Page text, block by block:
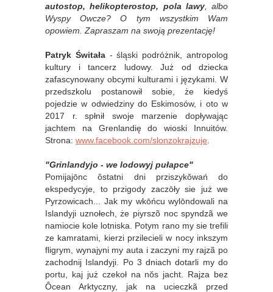
autostop, helikopterostop, pola lawy, albo
Wyspy Owcze? O tym wszystkim Wam
opowiem. Zapraszam na swoją prezentację!
Patryk Świtała- śląski podróżnik, antropolog
kultury i tancerz ludowy. Już od dziecka
zafascynowany obcymi kulturami i językami. W
przedszkolu postanowił sobie, że kiedyś
pojedzie w odwiedziny do Eskimosów, i oto w
2017 r. spłnił swoje marzenie dopływając
jachtem na Grenlandię do wioski Innuitów.
Strona: www.facebook.com/slonzokrajzuje
"Grinlandyjo - we lodowyj pułapce"
Pomijajōnc ôstatni dni prziszykŏwań do
ekspedycyje, to przigody zaczōły sie już we
Pyrzowicach... Jak my wkōńcu wylōndowali na
Islandyji uznołech, że piyrszõ noc spyndzã we
namiocie kole lotniska. Potym rano my sie trefili
ze kamratami, kierzi przilecieli w nocy inkszym
fligrym, wynajyni my auta i zaczyni my rajzã po
zachodnij Islandyji. Po 3 dniach dotarli my do
portu, kaj już czekoł na nŏs jacht. Rajza bez
Ôcean Arktyczny, jak na ucieczkã przed